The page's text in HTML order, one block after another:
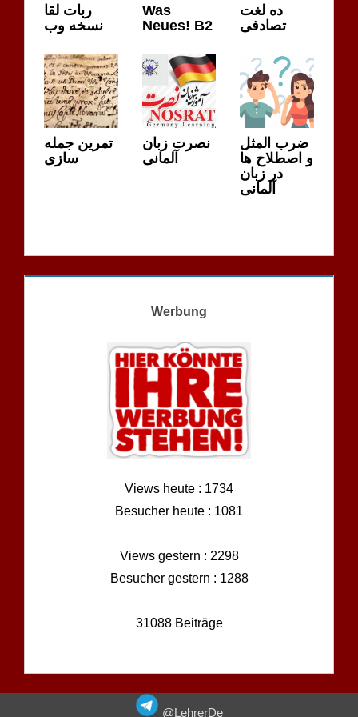
ربات لقا
نسخه وب
Was
Neues! B2
ده لغت
تصادفی
تمرین جمله
سازی
نصرت زبان
آلمانی
ضرب المثل
و اصطلاح ها
در زبان
آلمانی
Werbung
Views heute : 1734
Besucher heute : 1081
Views gestern : 2298
Besucher gestern : 1288
31088 Beiträge
@LehrerDe